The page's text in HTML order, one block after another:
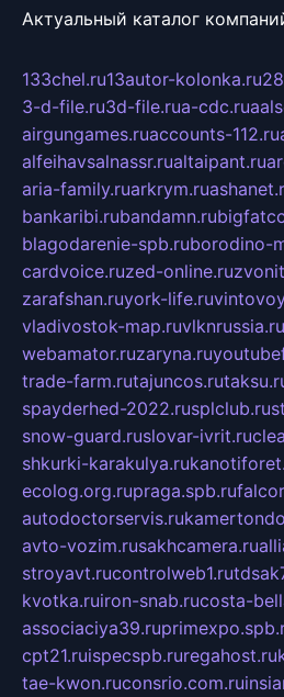
Актуальный каталог
133chel.ru13autor-kolonka.ru
3-d-file.ru3d-file.rua-cdc.ru
airgungames.ruaccounts-112.ru
alfeihavsalnassr.rualtaipant.ru
aria-family.ruarkrym.ru
bankaribi.rubandamn.ru
blagodarenie-spb.ruborodino-
cardvoice.ruzed-online.ru
zarafshan.ruyork-life.ru
vladivostok-map.ruvlknrussia.ru
webamator.ruzaryna.ru
trade-farm.rutajuncos.ru
spayderhed-2022.rusplclub.ru
snow-guard.ruslovar-ivrit.ru
shkurki-karakulya.ru
ecolog.org.rupraga.spb.ru
autodoctorservis.ru
avto-vozim.rusakhcamera.ru
stroyavt.rucontrolweb1.ru
kvotka.ruiron-snab.rucosta-
associaciya39.ru
cpt21.ruispecspb.ruregahost.ru
tae-kwon.ruconsrio.com.ru